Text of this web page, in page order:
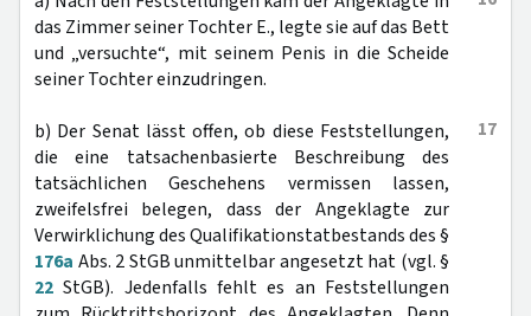
das Zimmer seiner Tochter E., legte sie auf das Bett
und „versuchte“, mit seinem Penis in die Scheide
seiner Tochter einzudringen.
17
b) Der Senat lässt offen, ob diese Feststellungen,
die eine tatsachenbasierte Beschreibung des
tatsächlichen Geschehens vermissen lassen,
zweifelsfrei belegen, dass der Angeklagte zur
Verwirklichung des Qualifikationstatbestands des §
176a Abs. 2 StGB unmittelbar angesetzt hat (vgl. §
22 StGB). Jedenfalls fehlt es an Feststellungen